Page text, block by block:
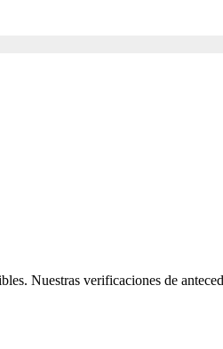
Nuestras verificaciones de